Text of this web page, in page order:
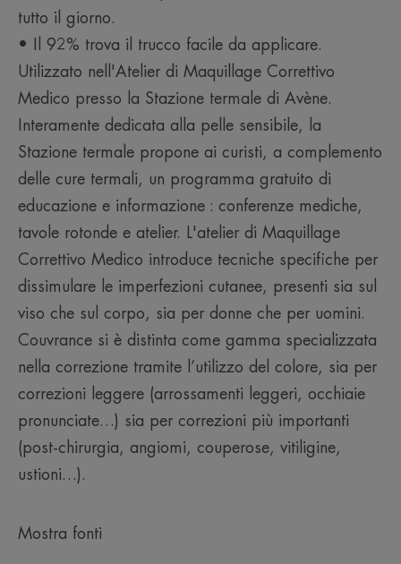
Profumazione
Senza profumo
tutto il giorno.
• Il 92% trova il trucco facile da applicare.
Utilizzato nell'Atelier di Maquillage Correttivo
Medico presso la Stazione termale di Avène.
Interamente dedicata alla pelle sensibile, la
Stazione termale propone ai curisti, a complemento
delle cure termali, un programma gratuito di
educazione e informazione : conferenze mediche,
tavole rotonde e atelier. L'atelier di Maquillage
Correttivo Medico introduce tecniche specifiche per
dissimulare le imperfezioni cutanee, presenti sia sul
viso che sul corpo, sia per donne che per uomini.
Couvrance si è distinta come gamma specializzata
nella correzione tramite l’utilizzo del colore, sia per
correzioni leggere (arrossamenti leggeri, occhiaie
pronunciate…) sia per correzioni più importanti
(post-chirurgia, angiomi, couperose, vitiligine,
ustioni…).
Mostra fonti